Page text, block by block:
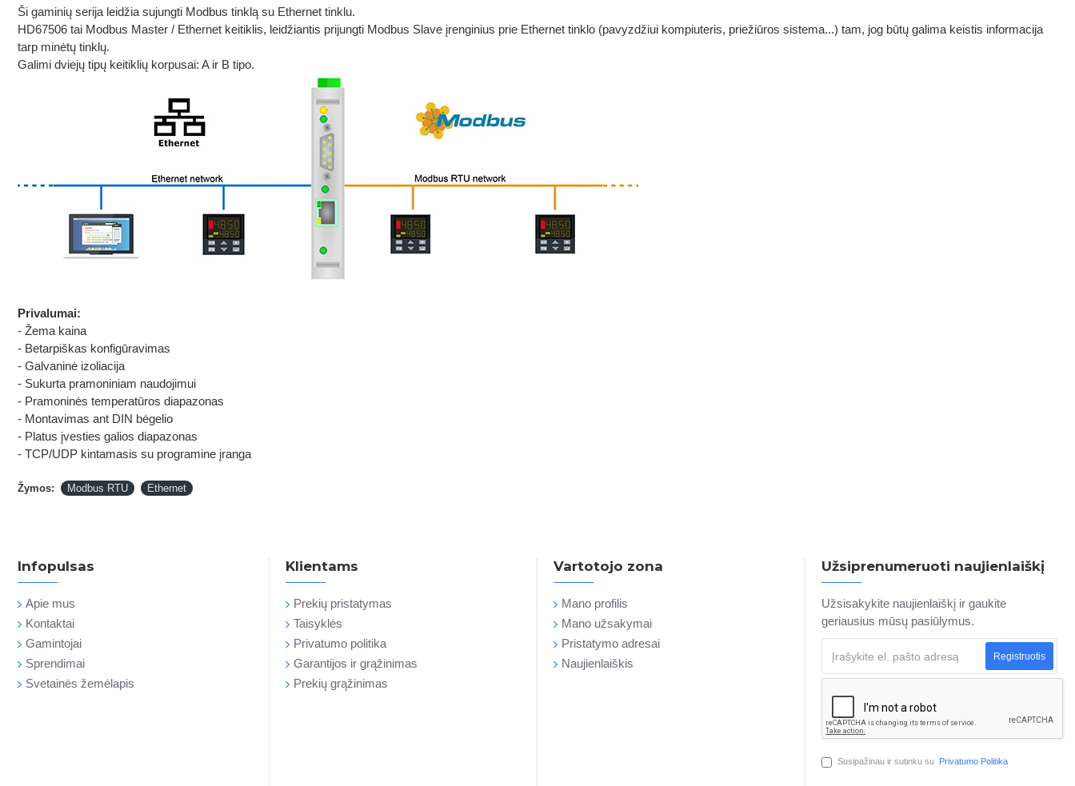
Ši gaminių serija leidžia sujungti Modbus tinklą su Ethernet tinklu.
HD67506 tai Modbus Master / Ethernet keitiklis, leidžiantis prijungti Modbus Slave įrenginius prie Ethernet tinklo (pavyzdžiui kompiuteris, priežiūros sistema...) tam, jog būtų galima keistis informacija
tarp minėtų tinklų.
Galimi dviejų tipų keitiklių korpusai: A ir B tipo.
Privalumai:
- Žema kaina
- Betarpiškas konfigūravimas
- Galvaninė izoliacija
- Sukurta pramoniniam naudojimui
- Pramoninės temperatūros diapazonas
- Montavimas ant DIN bėgelio
- Platus įvesties galios diapazonas
- TCP/UDP kintamasis su programine įranga
Žymos: Modbus RTU Ethernet
Infopulsas
Apie mus
Kontaktai
Gamintojai
Sprendimai
Svetainės žemėlapis
Klientams
Prekių pristatymas
Taisyklės
Privatumo politika
Garantijos ir grąžinimas
Prekių grąžinimas
Vartotojo zona
Mano profilis
Mano užsakymai
Pristatymo adresai
Naujienlaiškis
Užsiprenumeruoti naujienlaiškį
Užsisakykite naujienlaiškį ir gaukite
geriausius mūsų pasiūlymus.
Registruotis
Susipažinau ir sutinku su Privatumo Politika